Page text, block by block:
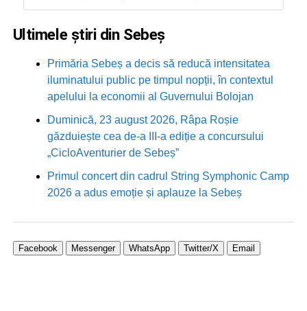
Ultimele știri din Sebeș
Primăria Sebeș a decis să reducă intensitatea
iluminatului public pe timpul nopții, în contextul
apelului la economii al Guvernului Bolojan
Duminică, 23 august 2026, Râpa Roșie
găzduiește cea de-a III-a ediție a concursului
„CicloAventurier de Sebeș”
Primul concert din cadrul String Symphonic Camp
2026 a adus emoție și aplauze la Sebeș
Facebook Messenger WhatsApp Twitter/X Email